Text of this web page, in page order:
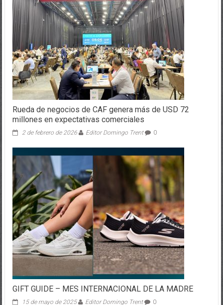
Rueda de negocios de CAF genera más de USD 72
millones en expectativas comerciales
2 de febrero de 2026 Editor Domingo Trent 0
GIFT GUIDE – MES INTERNACIONAL DE LA MADRE
15 de mayo de 2025 Editor Domingo Trent 0